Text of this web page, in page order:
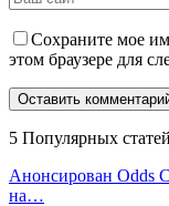
Сохраните мое
этом браузере для
5 Популярных статей
Анонсирован Odds
на…